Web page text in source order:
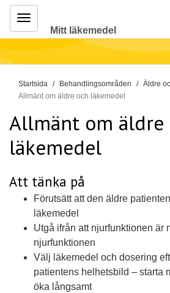
Meny Mitt läkemedel
D
u
ä
r
h
ä
:
Startsida Behandlingsområden
Äldre
Allmänt om äldre och läkemedel
Allmänt om äldre
läkemedel
Att tänka på
Förutsätt att den äldre
läkemedel
Utgå ifrån att njurfunktionen är
njurfunktionen
Välj läkemedel och dosering
patientens helhetsbild – starta
öka långsamt